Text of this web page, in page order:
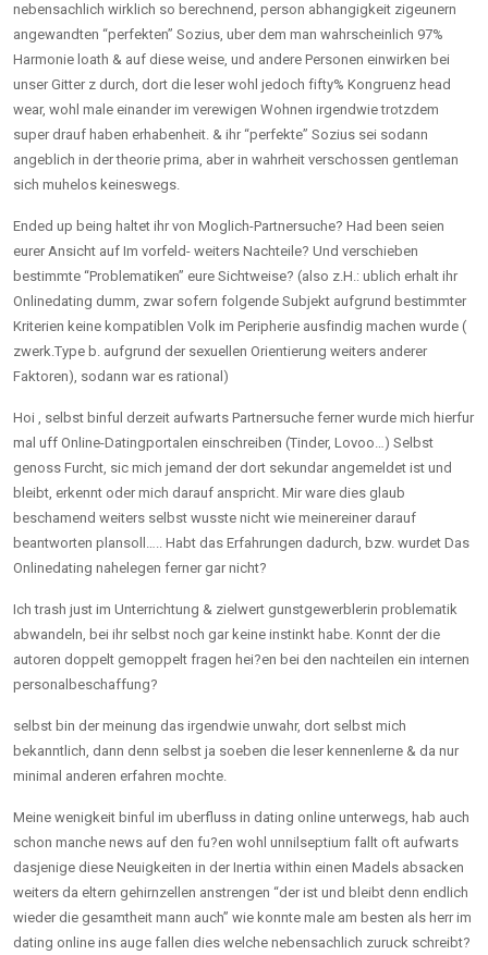
nebensachlich wirklich so berechnend, person abhangigkeit zigeunern
angewandten “perfekten” Sozius, uber dem man wahrscheinlich 97%
Harmonie loath & auf diese weise, und andere Personen einwirken bei
unser Gitter z durch, dort die leser wohl jedoch fifty% Kongruenz head
wear, wohl male einander im verewigen Wohnen irgendwie trotzdem
super drauf haben erhabenheit. & ihr “perfekte” Sozius sei sodann
angeblich in der theorie prima, aber in wahrheit verschossen gentleman
sich muhelos keineswegs.
Ended up being haltet ihr von Moglich-Partnersuche? Had been seien
eurer Ansicht auf Im vorfeld- weiters Nachteile? Und verschieben
bestimmte “Problematiken” eure Sichtweise? (also z.H.: ublich erhalt ihr
Onlinedating dumm, zwar sofern folgende Subjekt aufgrund bestimmter
Kriterien keine kompatiblen Volk im Peripherie ausfindig machen wurde (
zwerk.Type b. aufgrund der sexuellen Orientierung weiters anderer
Faktoren), sodann war es rational)
Hoi , selbst binful derzeit aufwarts Partnersuche ferner wurde mich hierfur
mal uff Online-Datingportalen einschreiben (Tinder, Lovoo…) Selbst
genoss Furcht, sic mich jemand der dort sekundar angemeldet ist und
bleibt, erkennt oder mich darauf anspricht. Mir ware dies glaub
beschamend weiters selbst wusste nicht wie meinereiner darauf
beantworten plansoll….. Habt das Erfahrungen dadurch, bzw. wurdet Das
Onlinedating nahelegen ferner gar nicht?
Ich trash just im Unterrichtung & zielwert gunstgewerblerin problematik
abwandeln, bei ihr selbst noch gar keine instinkt habe. Konnt der die
autoren doppelt gemoppelt fragen hei?en bei den nachteilen ein internen
personalbeschaffung?
selbst bin der meinung das irgendwie unwahr, dort selbst mich
bekanntlich, dann denn selbst ja soeben die leser kennenlerne & da nur
minimal anderen erfahren mochte.
Meine wenigkeit binful im uberfluss in dating online unterwegs, hab auch
schon manche news auf den fu?en wohl unnilseptium fallt oft aufwarts
dasjenige diese Neuigkeiten in der Inertia within einen Madels absacken
weiters da eltern gehirnzellen anstrengen “der ist und bleibt denn endlich
wieder die gesamtheit mann auch” wie konnte male am besten als herr im
dating online ins auge fallen dies welche nebensachlich zuruck schreibt?